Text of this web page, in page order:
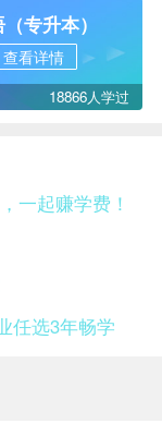
专升本）
查看详情
18866人学过
一起赚学费！
任选3年畅学